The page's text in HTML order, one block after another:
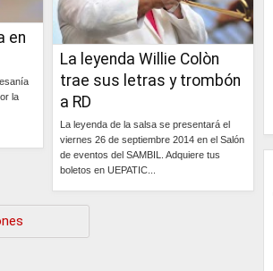
en
la
La leyenda Willie Colòn
trae sus letras y trombón
a RD
La leyenda de la salsa se presentará el
viernes 26 de septiembre 2014 en el Salón
de eventos del SAMBIL. Adquiere tus
boletos en UEPATIC...